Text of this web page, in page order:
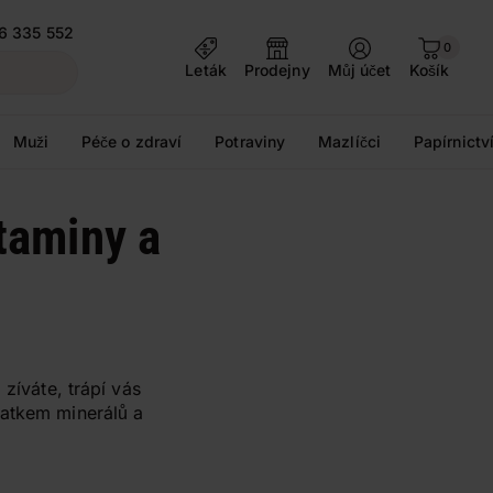
335 552
Leták
Prodejny Můj účet
0
Košík
Muži Péče o zdraví Potraviny Mazlíčci
a
zíváte, trápí vás
minerálů a